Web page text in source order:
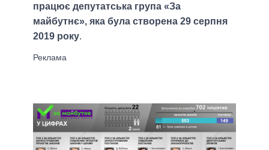
працює депутатська група «За
майбутнє», яка була створена 29 серпня
2019 року.